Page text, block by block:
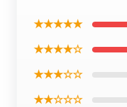
★★★★★
★★★★☆
★★★☆☆
★★☆☆☆